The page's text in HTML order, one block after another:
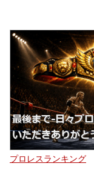
プロレスランキング